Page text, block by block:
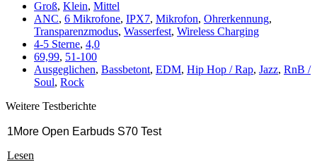
Groß, Klein, Mittel
ANC, 6 Mikrofone, IPX7, Mikrofon, Ohrerkennung,
Transparenzmodus, Wasserfest, Wireless Charging
4-5 Sterne, 4,0
69,99, 51-100
Ausgeglichen, Bassbetont, EDM, Hip Hop / Rap, Jazz, RnB /
Soul, Rock
Weitere Testberichte
1More Open Earbuds S70 Test
Lesen